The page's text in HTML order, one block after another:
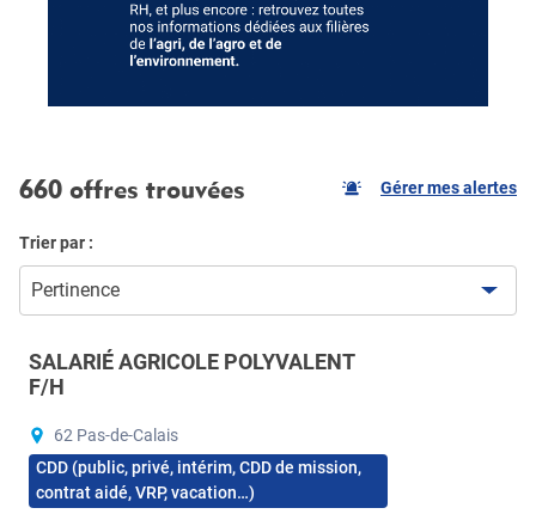
660 offres trouvées Gérer mes alertes
Trier par :
Pertinence
SALARIÉ AGRICOLE POLYVALENT
F/H
62 Pas-de-Calais
CDD (public, privé, intérim, CDD de mission,
contrat aidé, VRP, vacation…)